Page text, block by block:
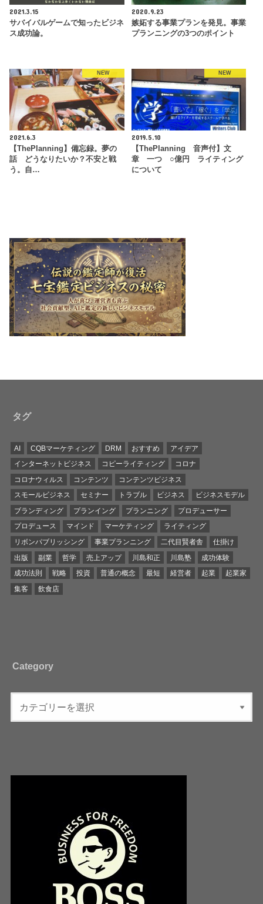
2021.3.15
サバイバルゲームで知ったビジネ
ス成功論。
2020.9.23
嫉妬する事業プランを発見。事業
プランニングの3つのポイント
NEW
2021.6.3
【ThePlanning】備忘録。夢の
話 どうなりたいか？不安と戦
う。自…
NEW
2019.5.10
【ThePlanning 音声付】文
章 一つ ○億円 ライティング
について
タグ
AI CQBマーケティング DRM おすすめ
アイデア
インターネットビジネス
コピーライティング
コロナ
コロナウィルス
コンテンツ
コンテンツビジネス
スモールビジネス
セミナー トラブル ビジネス
ビジネスモデル
ブランディング
プランイング プランニング
プロデューサー
プロデュース
マインド マーケティング
ライティング
リボンパブリッシング
事業プランニング 二代目賢者舎
仕掛け
出版
副業 哲学 売上アップ 川島和正 川島塾
成功体験
成功法則
戦略 投資 普通の概念 最短 経営者 起業
起業家
集客
飲食店
Category